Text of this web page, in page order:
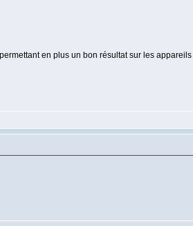
en plus un bon résultat sur les